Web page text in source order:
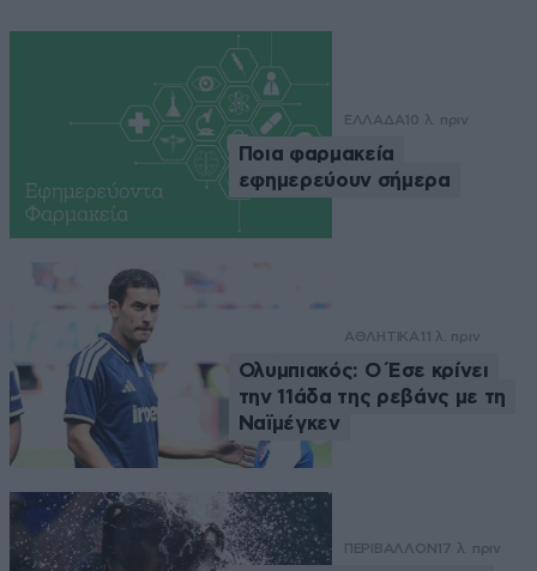
ΕΛΛΑΔΑ 10 λ. πριν
Ποια φαρμακεία
εφημερεύουν σήμερα
ΑΘΛΗΤΙΚΑ 11 λ. πριν
Ολυμπιακός: Ο Έσε κρίνει
την 11άδα της ρεβάνς με τη
Ναϊμέγκεν
ΠΕΡΙΒΑΛΛΟΝ 17 λ. πριν